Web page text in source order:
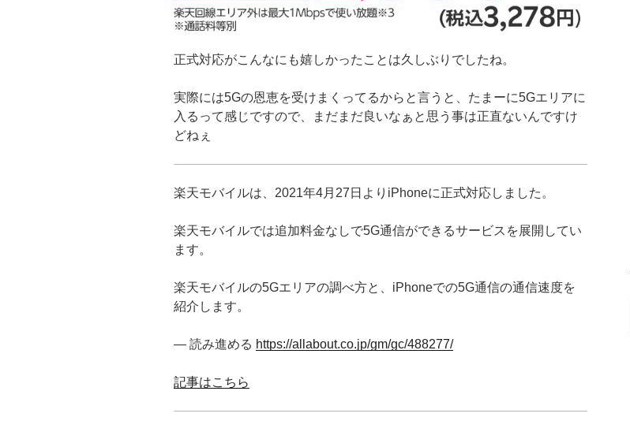
正式対応がこんなにも嬉しかったことは久しぶりでしたね。
実際には5Gの恩恵を受けまくってるからと言うと、たまーに5Gエリアに
入るって感じですので、まだまだ良いなぁと思う事は正直ないんですけ
どねぇ
楽天モバイルは、2021年4月27日よりiPhoneに正式対応しました。
楽天モバイルでは追加料金なしで5G通信ができるサービスを展開してい
ます。
楽天モバイルの5Gエリアの調べ方と、iPhoneでの5G通信の通信速度を
紹介します。
— 読み進める https://allabout.co.jp/gm/gc/488277/
記事はこちら